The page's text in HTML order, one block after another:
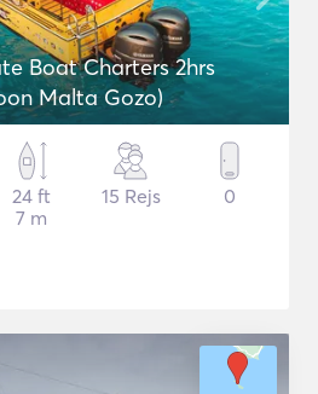
Boat Charters 2hrs
Malta Gozo)
24 ft
7 m
15 Rejs 0